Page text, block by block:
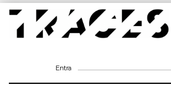
Skip
content
Entra